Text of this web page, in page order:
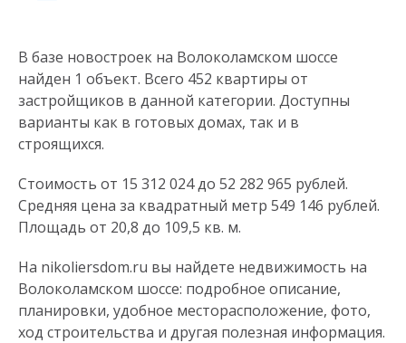
В базе новостроек на Волоколамском шоссе
найден 1 объект. Всего 452 квартиры от
застройщиков в данной категории. Доступны
варианты как в готовых домах, так и в
строящихся.
Стоимость от 15 312 024 до 52 282 965 рублей.
Средняя цена за квадратный метр 549 146 рублей.
Площадь от 20,8 до 109,5 кв. м.
На nikoliersdom.ru вы найдете недвижимость на
Волоколамском шоссе: подробное описание,
планировки, удобное месторасположение, фото,
ход строительства и другая полезная информация.